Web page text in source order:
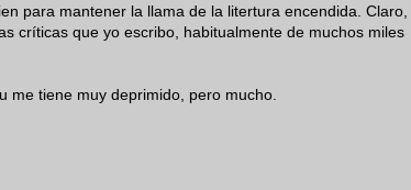
para mantener la llama de la litertura encendida. Claro,
críticas que yo escribo, habitualmente de muchos miles
me tiene muy deprimido, pero mucho.